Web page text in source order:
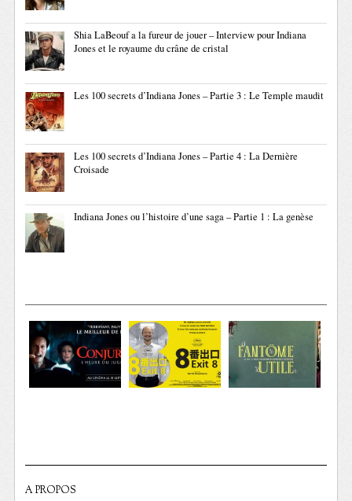
Shia LaBeouf a la fureur de jouer – Interview pour Indiana
Jones et le royaume du crâne de cristal
Les 100 secrets d’Indiana Jones – Partie 3 : Le Temple maudit
Les 100 secrets d’Indiana Jones – Partie 4 : La Dernière
Croisade
Indiana Jones ou l’histoire d’une saga – Partie 1 : La genèse
A PROPOS